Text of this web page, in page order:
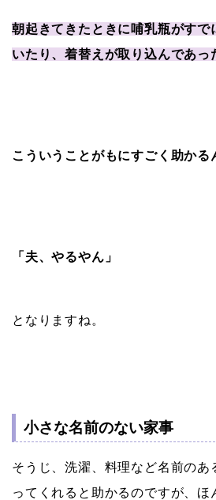
朝起きてきたときに哺乳瓶がすで
いたり、着替えが取り込んであっ
こういうことがもにすごく助かる
「夫、やるやん」
となりますね。
小さな名前のない家事
そうじ、洗濯、料理など名前のあ
ってくれると助かるのですが、ほ